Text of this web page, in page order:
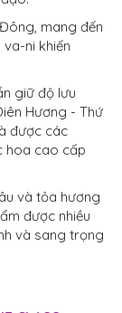
mang đến
ni khiến
giữ độ lưu
Hương - Thứ
được các
hoa cao cấp
và tỏa hương
được nhiều
và sang trọng